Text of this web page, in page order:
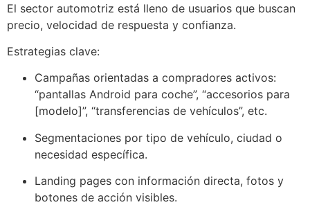
El sector automotriz está lleno de usuarios que buscan
precio, velocidad de respuesta y confianza.
Estrategias clave:
Campañas orientadas a compradores activos:
“pantallas Android para coche”, “accesorios para
[modelo]”, “transferencias de vehículos”, etc.
Segmentaciones por tipo de vehículo, ciudad o
necesidad específica.
Landing pages con información directa, fotos y
botones de acción visibles.